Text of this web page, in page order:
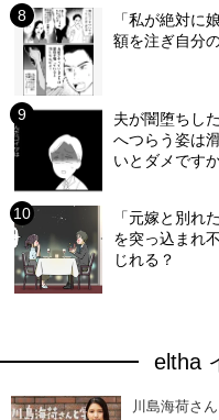
「私が絶対に
額を注ぎ自分
夫が闇堕ちし
へつらう姿は
いとダメです
「元嫁と別れ
を突っ込まれ
じれる？
eltha
川島海荷さ